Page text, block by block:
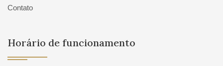
Contato
Horário de funcionamento